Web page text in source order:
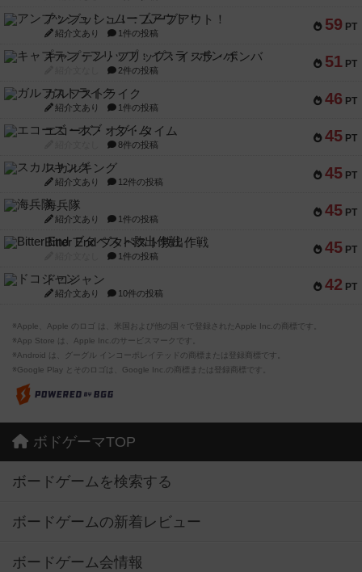
59 PT
アンブッシュ！：ムーブアウト！
紹介文あり 1件の投稿
51 PT
キャプテン・フリップ：イスラ・ボンバ
2件の投稿
46 PT
ガルフストライク
紹介文あり 1件の投稿
45 PT
エコーズ・オブ・タイム
8件の投稿
45 PT
スカルキング
紹介文あり 12件の投稿
45 PT
海兵隊
紹介文あり 1件の投稿
45 PT
Bitter End ブタペスト救出作戦
1件の投稿
42 PT
ドコジャン
紹介文あり 10件の投稿
※Apple、Apple のロゴ は、米国および他の国々で登録されたApple Inc.の商標です。
※App Store は、Apple Inc.のサービスマークです。
※Android は、グーグル インコーポレイテッドの商標または登録商標です。
※Google Play とそのロゴは、Google Inc.の商標または登録商標です。
ボドゲーマTOP
ボードゲームを検索する
ボードゲームの新着レビュー
ボードゲーム会情報